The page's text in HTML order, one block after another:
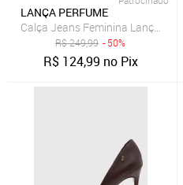
LANÇA PERFUME
Calça Jeans Feminina Lança
R$249,99 - 50%
R$ 124,99 no Pix